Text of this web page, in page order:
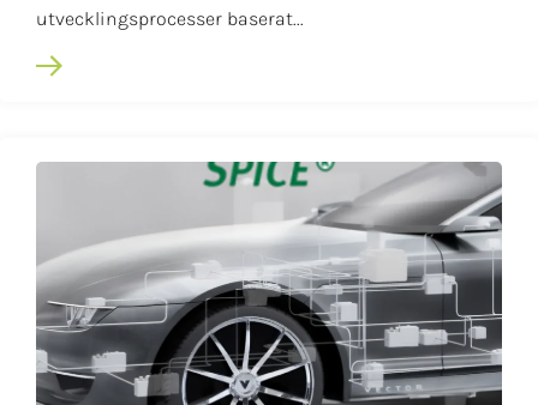
utvecklingsprocesser baserat...